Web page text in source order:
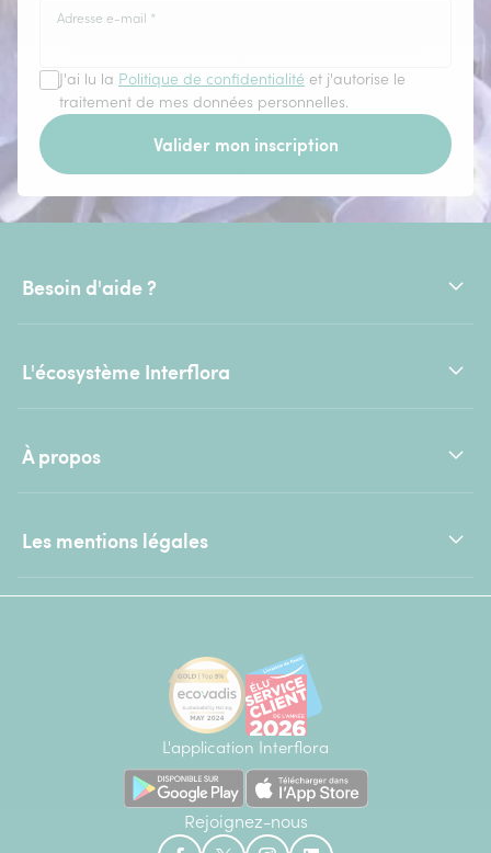
Adresse e-mail *
J'ai lu la Politique de confidentialité et j'autorise le
traitement de mes données personnelles.
Valider mon inscription
Besoin d'aide ?
L'écosystème Interflora
À propos
Les mentions légales
L'application Interflora
Rejoignez-nous